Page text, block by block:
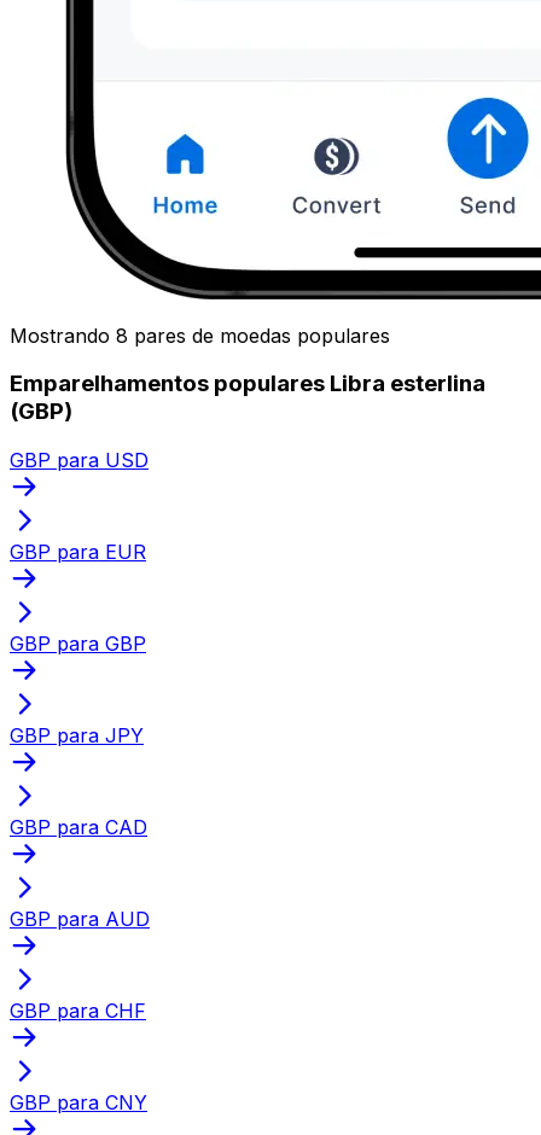
Mostrando 8 pares de moedas populares
Emparelhamentos populares Libra esterlina
(GBP)
GBP para USD
GBP para EUR
GBP para GBP
GBP para JPY
GBP para CAD
GBP para AUD
GBP para CHF
GBP para CNY